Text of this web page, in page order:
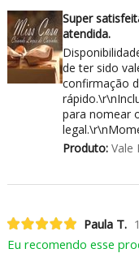
Super
atendida.
de ter sido
confirmação
para nomear
Produto:Vale
Paula T.
Eu recomendo esse